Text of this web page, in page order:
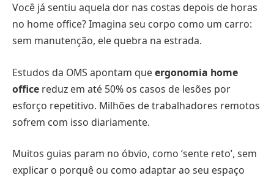
Você já sentiu aquela dor nas costas depois de horas
no home office? Imagina seu corpo como um carro:
sem manutenção, ele quebra na estrada.
Estudos da OMS apontam queergonomia home
office reduz em até 50% os casos de lesões por
esforço repetitivo. Milhões de trabalhadores remotos
sofrem com isso diariamente.
Muitos guias param no óbvio, como ‘sente reto’, sem
explicar o porquê ou como adaptar ao seu espaço